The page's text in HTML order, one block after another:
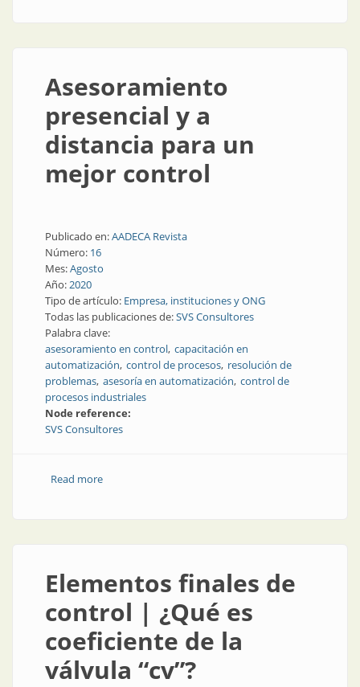
Asesoramiento
presencial y a
distancia para un
mejor control
Publicado en:AADECA Revista
Número: 16
Mes:Agosto
Año:2020
Tipo de artículo: Empresa, instituciones y ONG
Todas las publicaciones de:SVS Consultores
Palabra clave:
asesoramiento en control capacitación en
automatización control de procesos resolución de
problemas asesoría en automatización control de
procesos industriales
Node reference:
SVS Consultores
Read moreabout Asesoramiento presencial y a distancia para un
Elementos finales de
control | ¿Qué es
coeficiente de la
válvula “cv”?